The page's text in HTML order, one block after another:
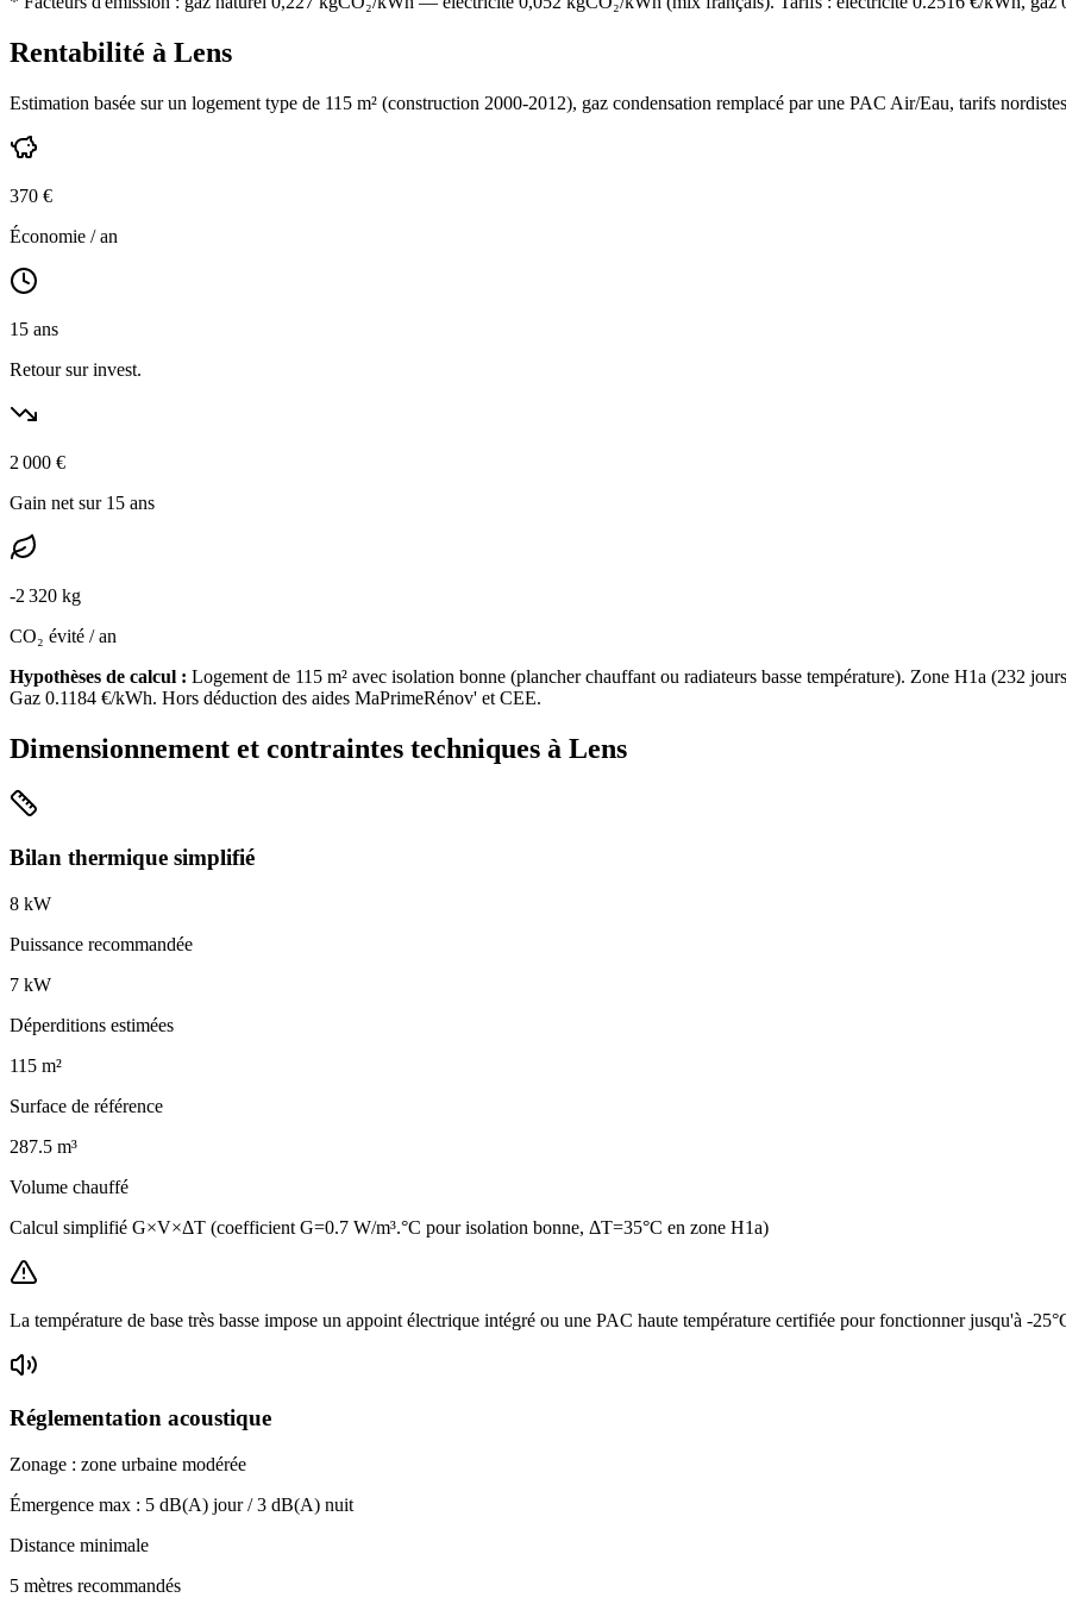
Rentabilité à Lens
Estimation basée sur un logement type de 115 m² (construction 2000-2012), gaz condensation remplacé par une PAC Air/Eau, tarifs nordistes
370 €
Économie / an
15 ans
Retour sur invest.
2 000 €
Gain net sur 15 ans
-2 320 kg
CO₂ évité / an
Hypothèses de calcul : Logement de 115 m² avec isolation bonne (plancher chauffant ou radiateurs basse température). Zone H1a (232
Gaz 0.1184 €/kWh. Hors déduction des aides MaPrimeRénov' et CEE.
Dimensionnement et contraintes techniques à Lens
Bilan thermique simplifié
8 kW
Puissance recommandée
7 kW
Déperditions estimées
115 m²
Surface de référence
287.5 m³
Volume chauffé
Calcul simplifié G×V×ΔT (coefficient G=0.7 W/m³.°C pour isolation bonne, ΔT=35°C en zone H1a)
La température de base très basse impose un appoint électrique intégré ou une PAC haute température certifiée pour fonctionner jusqu'à -
Réglementation acoustique
Zonage : zone urbaine modérée
Émergence max : 5 dB(A) jour /3 dB(A) nuit
Distance minimale
5 mètres recommandés